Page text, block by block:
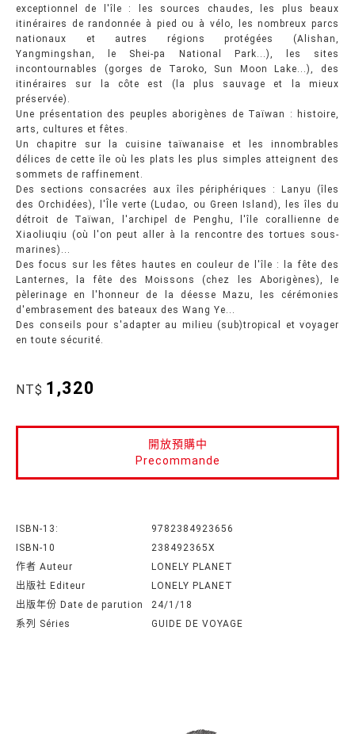
exceptionnel de l'île : les sources chaudes, les plus beaux
itinéraires de randonnée à pied ou à vélo, les nombreux parcs
nationaux et autres régions protégées (Alishan,
Yangmingshan, le Shei-pa National Park...), les sites
incontournables (gorges de Taroko, Sun Moon Lake...), des
itinéraires sur la côte est (la plus sauvage et la mieux
préservée).
Une présentation des peuples aborigènes de Taïwan : histoire,
arts, cultures et fêtes.
Un chapitre sur la cuisine taïwanaise et les innombrables
délices de cette île où les plats les plus simples atteignent des
sommets de raffinement.
Des sections consacrées aux îles périphériques : Lanyu (îles
des Orchidées), l'Île verte (Ludao, ou Green Island), les îles du
détroit de Taïwan, l'archipel de Penghu, l'île corallienne de
Xiaoliuqiu (où l'on peut aller à la rencontre des tortues sous-
marines)...
Des focus sur les fêtes hautes en couleur de l'île : la fête des
Lanternes, la fête des Moissons (chez les Aborigènes), le
pèlerinage en l'honneur de la déesse Mazu, les cérémonies
d'embrasement des bateaux des Wang Ye...
Des conseils pour s'adapter au milieu (sub)tropical et voyager
en toute sécurité.
NT$ 1,320
開放預購中
Precommande
ISBN-13:
9782384923656
ISBN-10
238492365X
作者 Auteur
LONELY PLANET
出版社 Editeur
LONELY PLANET
出版年份 Date de parution
24/1/18
系列 Séries
GUIDE DE VOYAGE